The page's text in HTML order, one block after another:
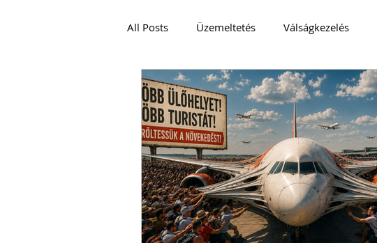
All Posts Üzemeltetés Válságkezelés
VENDÉGLÁTÁS Podcast és Vlog
JÓ GYAKORLAT EMBEREK MYSTERY
CRISIS MANAGEMENT